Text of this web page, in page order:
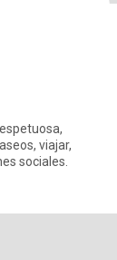
sociales.